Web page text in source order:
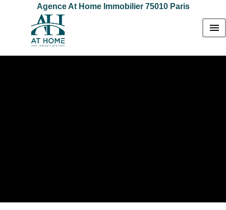
Agence At Home Immobilier 75010 Paris